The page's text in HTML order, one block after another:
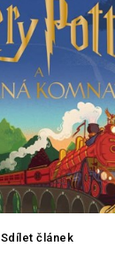
Sdílet článek